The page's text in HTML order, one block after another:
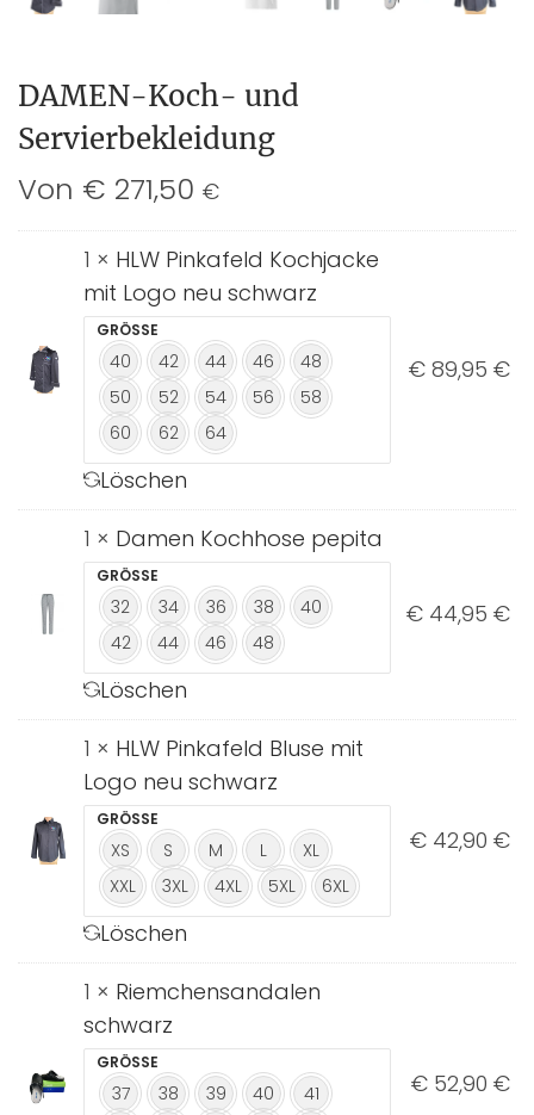
DAMEN-Koch- und
Servierbekleidung
Von € 271,50 €
1 × HLW Pinkafeld Kochjacke
mit Logo neu schwarz
GRÖSSE
40 42 44 46
48
50
52 54 56
58
60
62 64
Löschen
€ 89,95 €
1 × Damen Kochhose pepita
GRÖSSE
32 34 36 38
40
42
44 46 48
Löschen
€ 44,95 €
1 × HLW Pinkafeld Bluse mit
Logo neu schwarz
GRÖSSE
XS S M L
XL
XXL
3XL 4XL 5XL 6XL
Löschen
€ 42,90 €
1 × Riemchensandalen
schwarz
GRÖSSE
37 38 39 40
41
€ 52,90 €